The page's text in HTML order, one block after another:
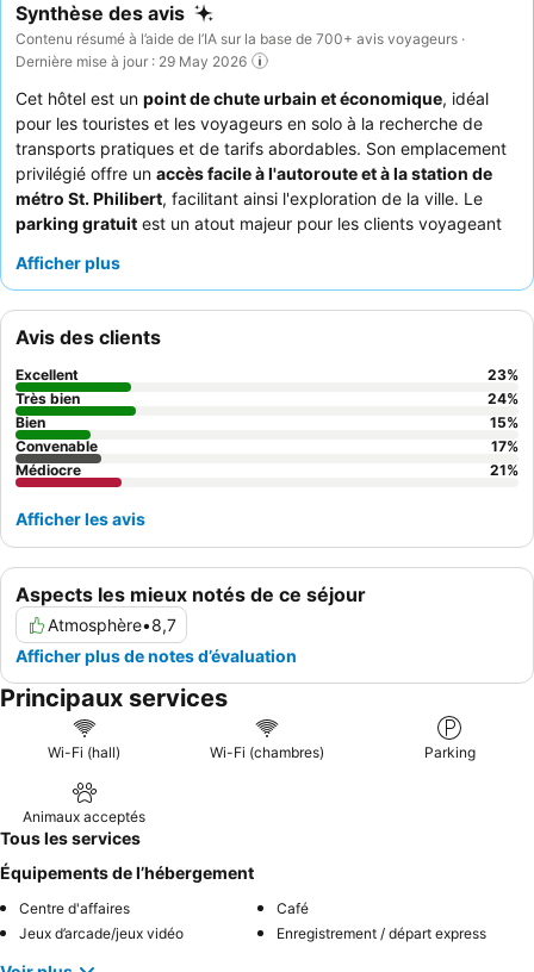
Synthèse des avis
Contenu résumé à l’aide de l’IA sur la base de 700+ avis voyageurs ·
Dernière mise à jour : 29 May 2026
Cet hôtel est un point de chute urbain et économique, idéal
pour les touristes et les voyageurs en solo à la recherche de
transports pratiques et de tarifs abordables. Son emplacement
privilégié offre un accès facile à l'autoroute et à la station de
métro St. Philibert, facilitant ainsi l'exploration de la ville. Le
parking gratuit est un atout majeur pour les clients voyageant
amabilité et sa serviabilité, et le petit-déjeuner reçoit des
produits frais, le café excellent étant un point fort. Pour une
expérience plus paisible, demandez une chambre donnant sur
le jardin afin de minimiser les nuisances sonores.
Afficher plus
Aspects les mieux notés de ce séjour
Atmosphère•8,7
Afficher plus de notes d’évaluation
Avis des clients
Excellent 23%
Très bien
24%
Bien
15%
Convenable
17%
Médiocre
21%
Afficher les avis
Principaux services
Wi-Fi (hall) Wi-Fi (chambres) Parking
Animaux acceptés
Tous les services
Équipements de l’hébergement
Centre d'affaires
Café
Jeux d’arcade/jeux vidéo
Enregistrement / départ express